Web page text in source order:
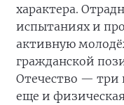
характера.
испытаниях и
активную
гражданской
Отечество — три
еще и